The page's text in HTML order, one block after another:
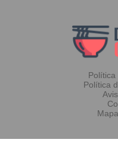
Política
Política